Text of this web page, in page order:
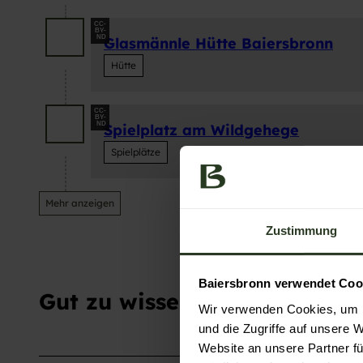
Zustimmung
Baiersbronn verwendet
Wir verwenden Cookies,
und die Zugriffe auf unsere
Website an unsere Partner
CC-
BY-
NDGlasmännle Hütte Baiersbronn
Hütte
CC-
BY-
NDSpielplatz am Wildgehege
Spielplätze
Mehr anzeigen
Gut zu wissen